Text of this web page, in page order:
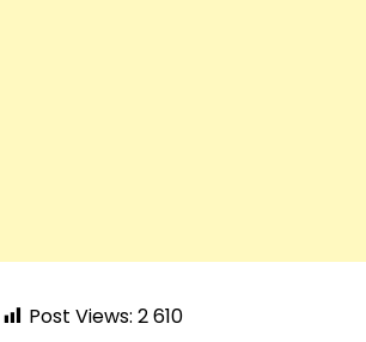
Post Views: 2 610